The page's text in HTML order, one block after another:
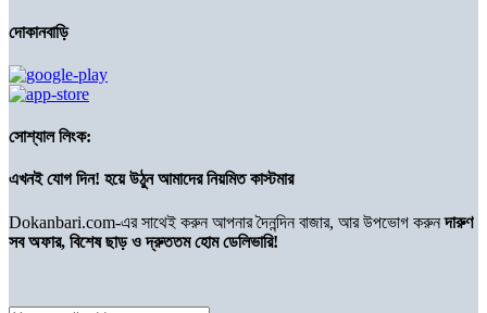
দোকানবাড়ি
সোশ্যাল লিংক:
এখনই যোগ দিন! হয়ে উঠুন আমাদের নিয়মিত কাস্টমার
Dokanbari.com-এর সাথেই করুন আপনার দৈনন্দিন বাজার, আর উপভোগ করুনদারুণ
সব অফার, বিশেষ ছাড় ও দ্রুততম হোম ডেলিভারি!